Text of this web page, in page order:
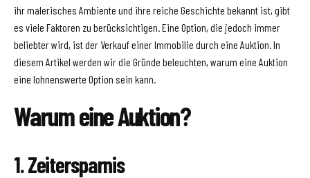
ihr malerisches Ambiente und ihre reiche Geschichte bekannt ist, gibt
es viele Faktoren zu berücksichtigen. Eine Option, die jedoch immer
beliebter wird, ist der Verkauf einer Immobilie durch eine Auktion. In
diesem Artikel werden wir die Gründe beleuchten, warum eine Auktion
eine lohnenswerte Option sein kann.
Warum eine Auktion?
1. Zeitersparnis